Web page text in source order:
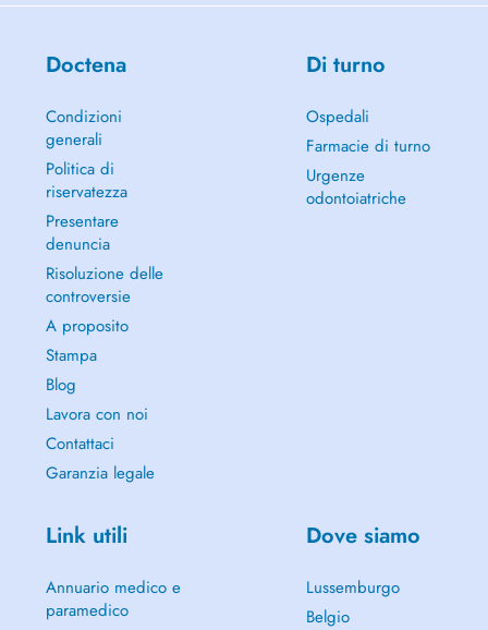
Doctena
Condizioni
generali
Politica di
riservatezza
Presentare
denuncia
Risoluzione delle
controversie
A proposito
Stampa
Blog
Lavora con noi
Contattaci
Garanzia legale
Di turno
Ospedali
Farmacie di turno
Urgenze
odontoiatriche
Link utili
Annuario medico e
paramedico
Dove siamo
Lussemburgo
Belgio